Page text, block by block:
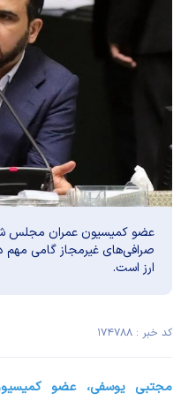
عضو کمیسیون عمران مجلس
صرافی‌های غیرمجاز گامی مهم
ارز است.
کد خبر : ۱۷۴۷۸۸
مجتبی یوسفی،عضو